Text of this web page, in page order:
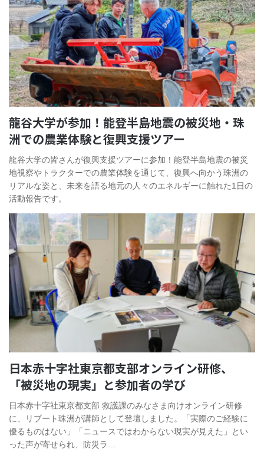
龍谷大学が参加！能登半島地震の被災地・珠
洲での農業体験と復興支援ツアー
龍谷大学の皆さんが復興支援ツアーに参加！能登半島地震の被災
地視察やトラクターでの農業体験を通じて、復興へ向かう珠洲の
リアルな姿と、未来を語る地元の人々のエネルギーに触れた1日の
活動報告です。
日本赤十字社東京都支部オンライン研修、
「被災地の現実」と参加者の学び
日本赤十字社東京都支部 救護課のみなさま向けオンライン研修
に、リブート珠洲が講師として登壇しました。​「実際のご経験に
優るものはない」「ニュースではわからない現実が見えた」とい
った声が寄せられ、防災ラ…